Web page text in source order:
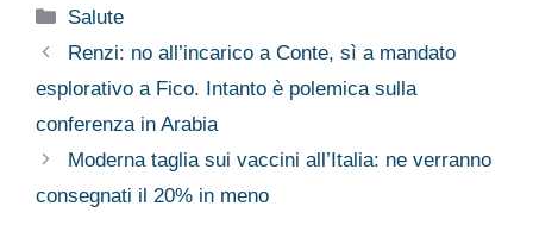
Categorie
Salute
Renzi: no all’incarico a Conte, sì a mandato
esplorativo a Fico. Intanto è polemica sulla
conferenza in Arabia
Moderna taglia sui vaccini all’Italia: ne verranno
consegnati il 20% in meno